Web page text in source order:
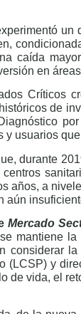
caída
en
Críticos
de
usuarios
durante
años, a
aún
Mercado
mantiene
considerar
(LCSP) y
de vida, el